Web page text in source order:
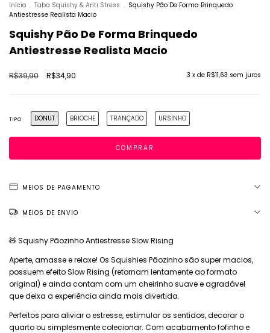
Início . Taba Squishy & Anti Stress . Squishy Pão De Forma Brinquedo
Antiestresse Realista Macio
Squishy Pão De Forma Brinquedo
Antiestresse Realista Macio
R$39,90 R$34,90 3 x de R$11,63 sem juros
TIPO DONUT BRIOCHE TRANÇADO URSINHO
MEIOS DE PAGAMENTO
MEIOS DE ENVIO
🧸 Squishy Pãozinho Antiestresse Slow Rising
Aperte, amasse e relaxe! Os Squishies Pãozinho são super macios,
possuem efeito Slow Rising (retornam lentamente ao formato
original) e ainda contam com um cheirinho suave e agradável
que deixa a experiência ainda mais divertida.
Perfeitos para aliviar o estresse, estimular os sentidos, decorar o
quarto ou simplesmente colecionar. Com acabamento fofinho e